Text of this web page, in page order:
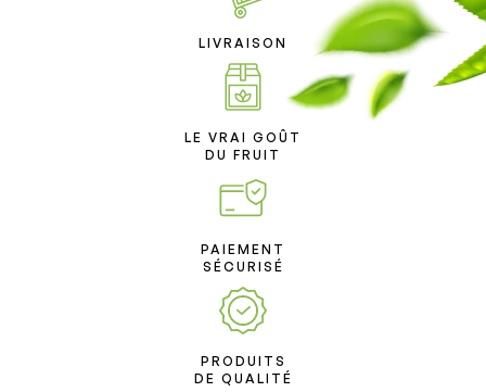
LIVRAISON
LE VRAI GOÛT
DU FRUIT
PAIEMENT
SÉCURISÉ
PRODUITS
DE QUALITÉ